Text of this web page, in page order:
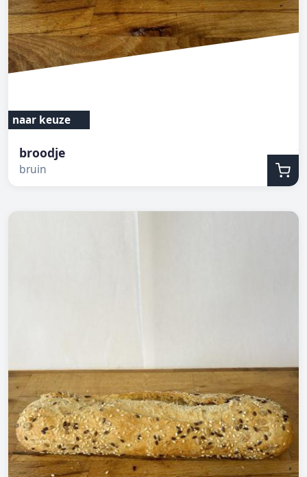
naar keuze
broodje
bruin